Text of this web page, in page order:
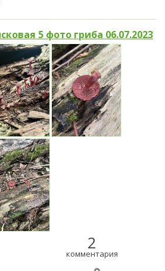
5 фото гриба 06.07.2023
2
комментария